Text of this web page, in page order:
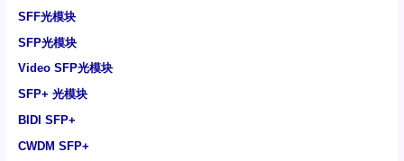
SFF光模块
SFP光模块
Video SFP光模块
SFP+ 光模块
BIDI SFP+
CWDM SFP+